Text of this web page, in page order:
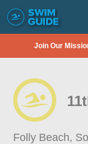
Join Our
Folly Beach,